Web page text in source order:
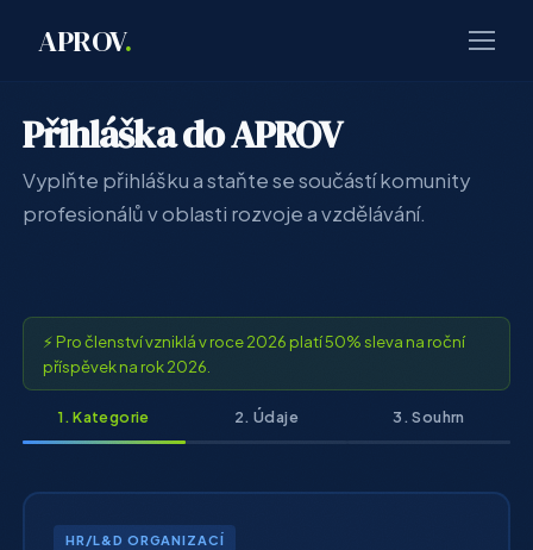
APROV.
Přihláška do APROV
Vyplňte přihlášku a staňte se součástí komunity
profesionálů v oblasti rozvoje a vzdělávání.
⚡ Pro členství vzniklá v roce 2026 platí 50% sleva na roční
příspěvek na rok 2026.
1. Kategorie 2. Údaje 3. Souhrn
HR/L&D ORGANIZACÍ